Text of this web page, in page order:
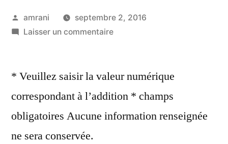
Publié
par
amrani
septembre 2, 2016
Laisser un commentairesur
temperature
chauffe
eau
* Veuillez saisir la valeur numérique
correspondant à l’addition * champs
obligatoires Aucune information renseignée
ne sera conservée.